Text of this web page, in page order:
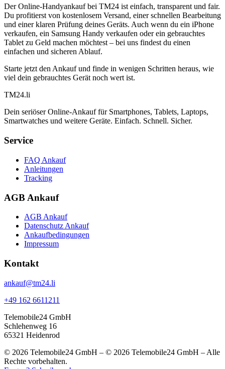
Der Online-Handyankauf bei TM24 ist einfach, transparent und fair.
Du profitierst von kostenlosem Versand, einer schnellen Bearbeitung
und einer klaren Prüfung deines Geräts. Auch wenn du ein iPhone
verkaufen, ein Samsung Handy verkaufen oder ein gebrauchtes
Tablet zu Geld machen möchtest – bei uns findest du einen
einfachen und sicheren Ablauf.
Starte jetzt den Ankauf und finde in wenigen Schritten heraus, wie
viel dein gebrauchtes Gerät noch wert ist.
TM24.li
Dein seriöser Online-Ankauf für Smartphones, Tablets, Laptops,
Smartwatches und weitere Geräte. Einfach. Schnell. Sicher.
Service
FAQ Ankauf
Anleitungen
Tracking
AGB Ankauf
AGB Ankauf
Datenschutz Ankauf
Ankaufbedingungen
Impressum
Kontakt
ankauf@tm24.li
+49 162 6611211
Telemobile24 GmbH
Schlehenweg 16
65321 Heidenrod
© 2026 Telemobile24 GmbH – © 2026 Telemobile24 GmbH – Alle
Rechte vorbehalten.